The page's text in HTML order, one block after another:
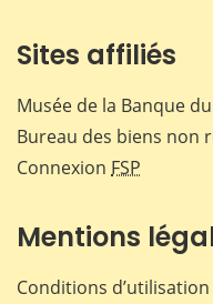
Sites affiliés
Musée de la Banque
Bureau des biens non
Connexion FSP
Mentions
Conditions d’utilisation